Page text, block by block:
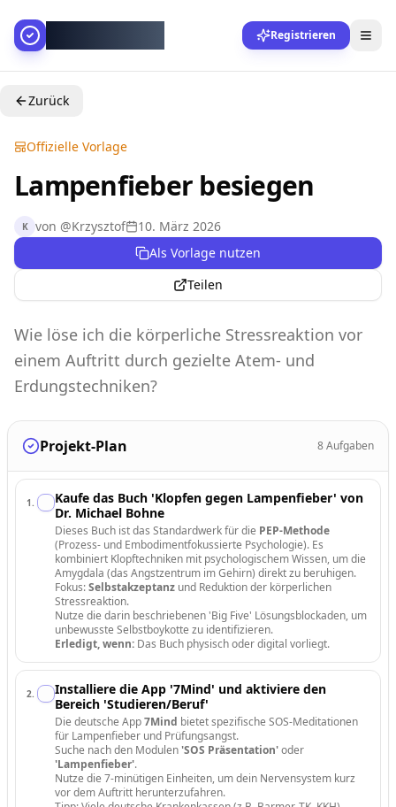
Registrieren
Zurück
Offizielle Vorlage
Lampenfieber besiegen
K von @Krzysztof
10. März 2026
Als Vorlage nutzen
Teilen
Wie löse ich die körperliche Stressreaktion vor
einem Auftritt durch gezielte Atem- und
Erdungstechniken?
Projekt-Plan 8Aufgaben
1 .
Kaufe das Buch 'Klopfen gegen Lampenfieber' von
Dr. Michael Bohne
Dieses Buch ist das Standardwerk für die PEP-Methode
(Prozess- und Embodimentfokussierte Psychologie). Es
kombiniert Klopftechniken mit psychologischem Wissen, um die
Amygdala (das Angstzentrum im Gehirn) direkt zu beruhigen.
Fokus:Selbstakzeptanz und Reduktion der körperlichen
Stressreaktion.
Nutze die darin beschriebenen 'Big Five' Lösungsblockaden, um
unbewusste Selbstboykotte zu identifizieren.
Erledigt, wenn: Das Buch physisch oder digital vorliegt.
2.
Installiere die App '7Mind' und aktiviere den
Bereich 'Studieren/Beruf'
Die deutsche App7Mind bietet spezifische SOS-Meditationen
für Lampenfieber und Prüfungsangst.
Suche nach den Modulen'SOS Präsentation'oder
'Lampenfieber'.
Nutze die 7-minütigen Einheiten, um dein Nervensystem kurz
vor dem Auftritt herunterzufahren.